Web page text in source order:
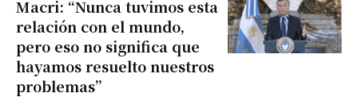
Macri: “Nunca tuvimos esta
relación con el mundo,
pero eso no significa que
hayamos resuelto nuestros
problemas”